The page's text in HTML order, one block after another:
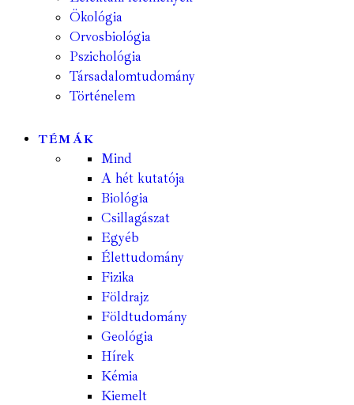
Ökológia
Orvosbiológia
Pszichológia
Társadalomtudomány
Történelem
TÉMÁK
Mind
A hét kutatója
Biológia
Csillagászat
Egyéb
Élettudomány
Fizika
Földrajz
Földtudomány
Geológia
Hírek
Kémia
Kiemelt